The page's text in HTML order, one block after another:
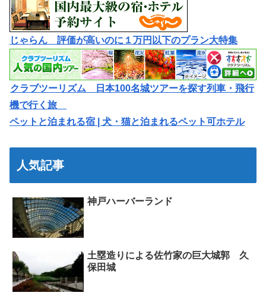
じゃらん 評価が高いのに１万円以下のプラン大特集
クラブツーリズム 日本100名城ツアーを探す列車・飛行
機で行く旅
ペットと泊まれる宿 | 犬・猫と泊まれるペット可ホテル
人気記事
神戸ハーバーランド
土塁造りによる佐竹家の巨大城郭 久
保田城